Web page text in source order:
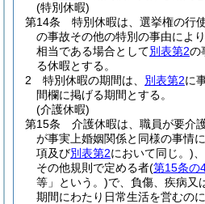
(特別休暇)
第14条
特別休暇は、選挙権の行
の事故その他の特別の事由によ
相当である場合として別表第2の
る休暇とする。
2
特別休暇の期間は、 別表第2に
間欄に掲げる期間とする。
(介護休暇)
第15条
介護休暇は、職員が要介
が事実上婚姻関係と同様の事情
項及び別表第2において同じ。)
その他規則で定める者(第15条の
等」という。)で、負傷、疾病又
期間にわたり日常生活を営むの